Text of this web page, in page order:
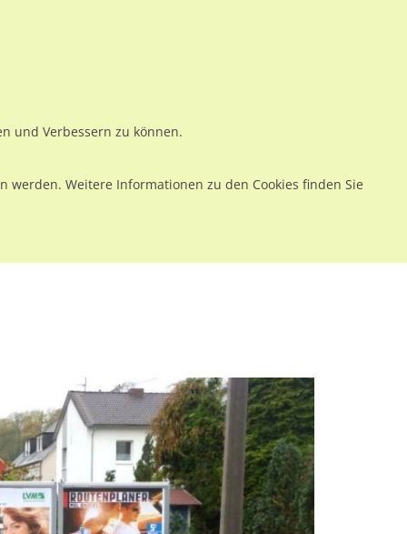
und Verbessern zu können.
werden. Weitere Informationen zu den Cookies finden Sie